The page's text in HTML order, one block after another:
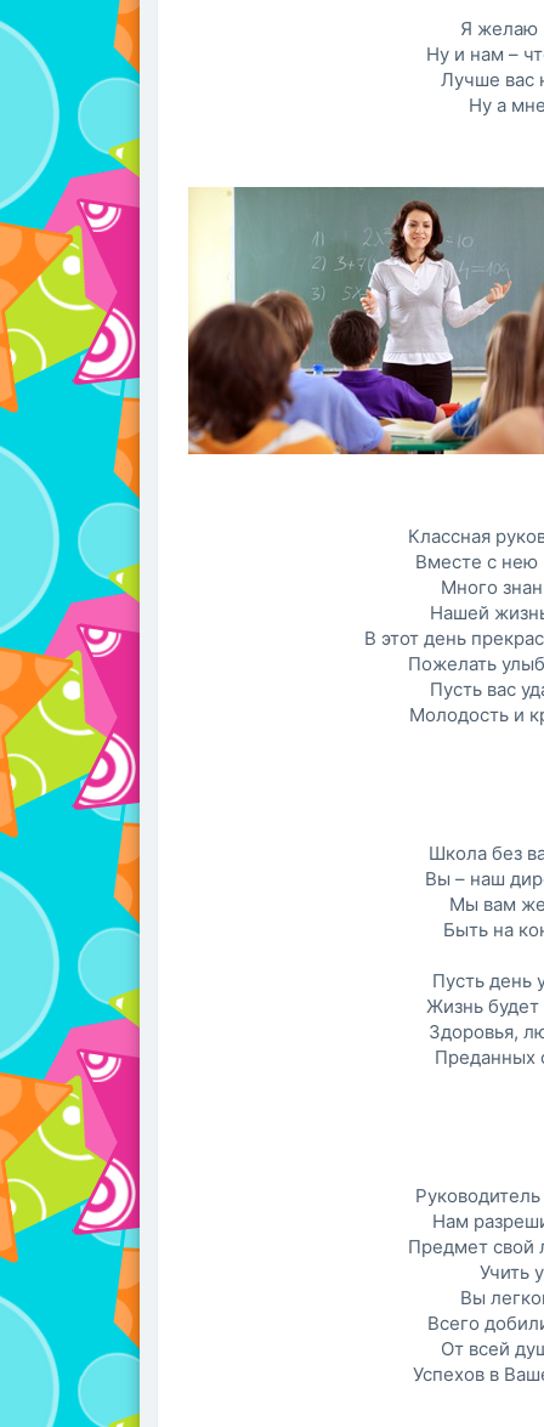
Я желаю
Ну и нам –
Лучше вас
Ну а
Классная
Вместе с нею
Много
Нашей
В этот день
Пожелать
Пусть вас
Молодость и
Школа без
Вы – наш
Мы вам
Быть на
Пусть день
Жизнь
Здоровья,
Преданных
Нам
Предмет свой
Учить
Вы
Всего
От всей
Успехов в